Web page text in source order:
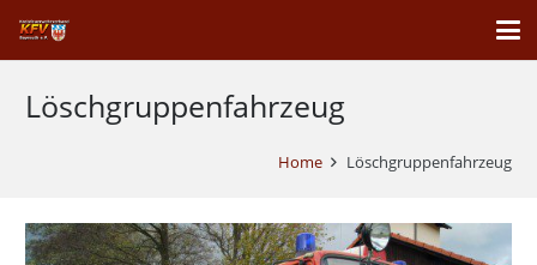
Löschgruppenfahrzeug
Home Löschgruppenfahrzeug